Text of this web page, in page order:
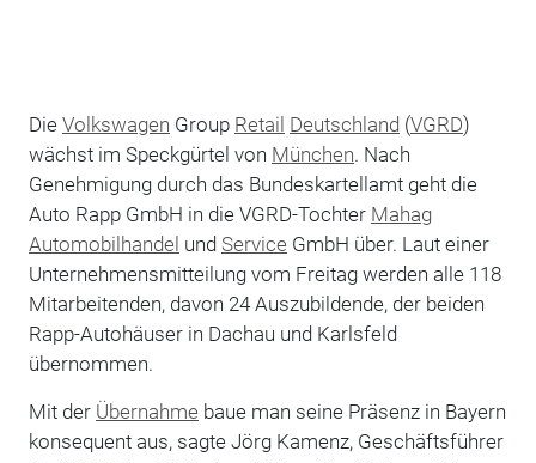
Die Volkswagen Group Retail Deutschland (VGRD)
wächst im Speckgürtel von München. Nach
Genehmigung durch das Bundeskartellamt geht die
Auto Rapp GmbH in die VGRD-Tochter Mahag
Automobilhandel und Service GmbH über. Laut einer
Unternehmensmitteilung vom Freitag werden alle 118
Mitarbeitenden, davon 24 Auszubildende, der beiden
Rapp-Autohäuser in Dachau und Karlsfeld
übernommen.
Mit der Übernahme baue man seine Präsenz in Bayern
konsequent aus, sagte Jörg Kamenz, Geschäftsführer